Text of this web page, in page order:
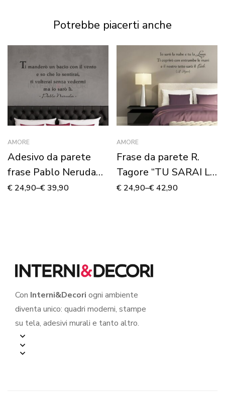
Potrebbe piacerti anche
AMORE
Adesivo da parete
frase Pablo Neruda
“IL BACIO”
€ 24,90–€39,90
AMORE
Frase da parete R.
Tagore “TU SARAI LA
LUNA…”
€ 24,90–€42,90
Con Interni&Decori ogni ambiente
diventa unico: quadri moderni, stampe
su tela, adesivi murali e tanto altro.